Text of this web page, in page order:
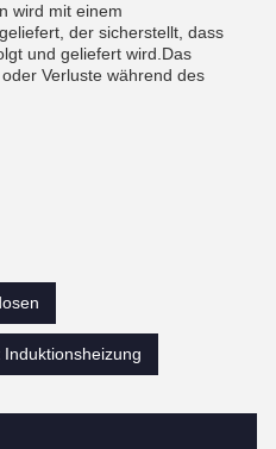
wird mit einem
der sicherstellt, dass
und geliefert wird.Das
Verluste während des